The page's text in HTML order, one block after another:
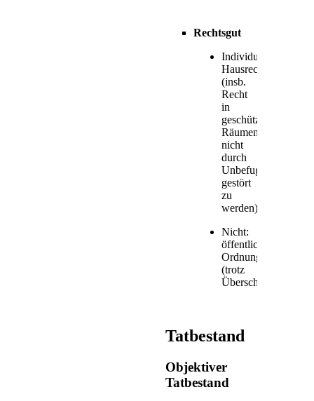
Rechtsgut
Individuelles
Hausrecht
(insb.
Recht
in
geschützten
Räumen
nicht
durch
Unbefugte
gestört
zu
werden)
Nicht:
öffentliche
Ordnung
(trotz
Überschrift)
Tatbestand
Objektiver
Tatbestand